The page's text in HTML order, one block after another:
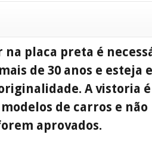
na placa preta é
de 30 anos e esteja
A vistoria
de carros e
aprovados.